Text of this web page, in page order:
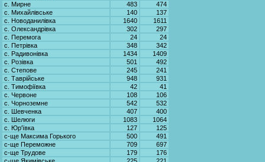
с. Мирне
483
474
с. Михайлівське
140
137
с. Новоданилівка
1640
1611
с. Олександрівка
302
297
с. Перемога
24
24
с. Петрівка
348
342
с. Радивонівка
1434
1409
с. Розівка
501
492
с. Степове
245
241
с. Таврійське
948
931
с. Тимофіївка
42
41
с. Червоне
108
106
с. Чорноземне
542
532
с. Шевченка
407
400
с. Шелюги
1083
1064
с. Юр'ївка
127
125
с-ще Максима Горького
500
491
с-ще Переможне
709
697
с-ще Трудове
179
176